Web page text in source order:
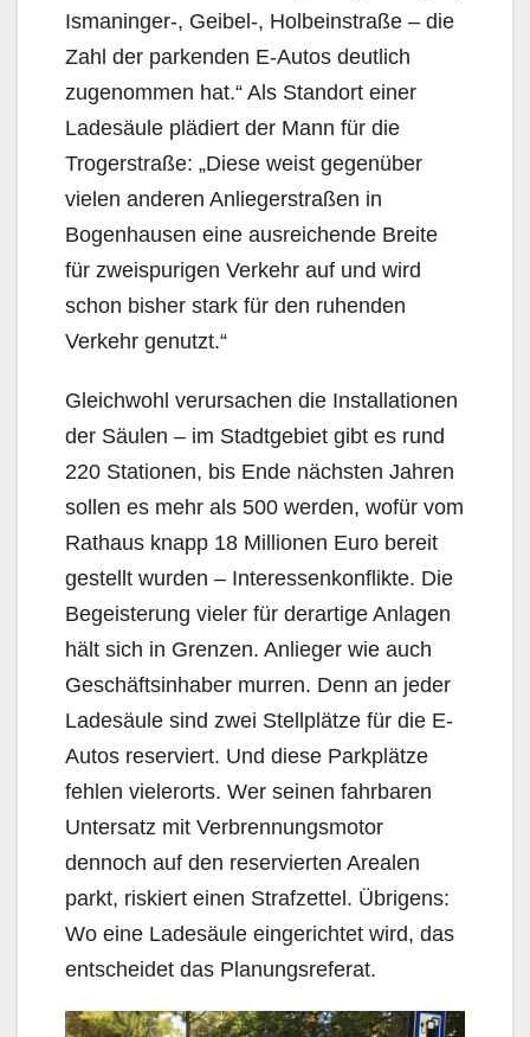
Ismaninger-, Geibel-, Holbein­straße – die
Zahl der parkenden E-Autos deutlich
zugenommen hat.“ Als Standort einer
Ladesäule plädiert der Mann für die
Trogerstraße: „Diese weist gegenüber
vielen anderen Anliegerstraßen in
Bogenhausen eine ausreichende Breite
für zweispurigen Verkehr auf und wird
schon bisher stark für den ruhenden
Verkehr genutzt.“
Gleichwohl verursachen die Installationen
der Säulen – im Stadtgebiet gibt es rund
220 Stationen, bis Ende nächsten Jahren
sollen es mehr als 500 werden, wofür vom
Rathaus knapp 18 Millionen Euro bereit
gestellt wurden – Interessenkonflikte. Die
Begeisterung vieler für derartige Anlagen
hält sich in Grenzen. Anlieger wie auch
Geschäftsinhaber murren. Denn an jeder
Ladesäule sind zwei Stellplätze für die E-
Autos reserviert. Und diese Parkplätze
fehlen vielerorts. Wer seinen fahrbaren
Untersatz mit Verbrennungsmotor
dennoch auf den reservierten Arealen
parkt, riskiert einen Strafzettel. Übrigens:
Wo eine Ladesäule eingerichtet wird, das
entscheidet das Planungsreferat.